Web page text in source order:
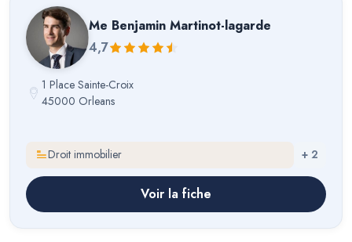
Me Benjamin Martinot-lagarde
4,7
1 Place Sainte-Croix
45000 Orleans
Droit immobilier + 2
Voir la fiche